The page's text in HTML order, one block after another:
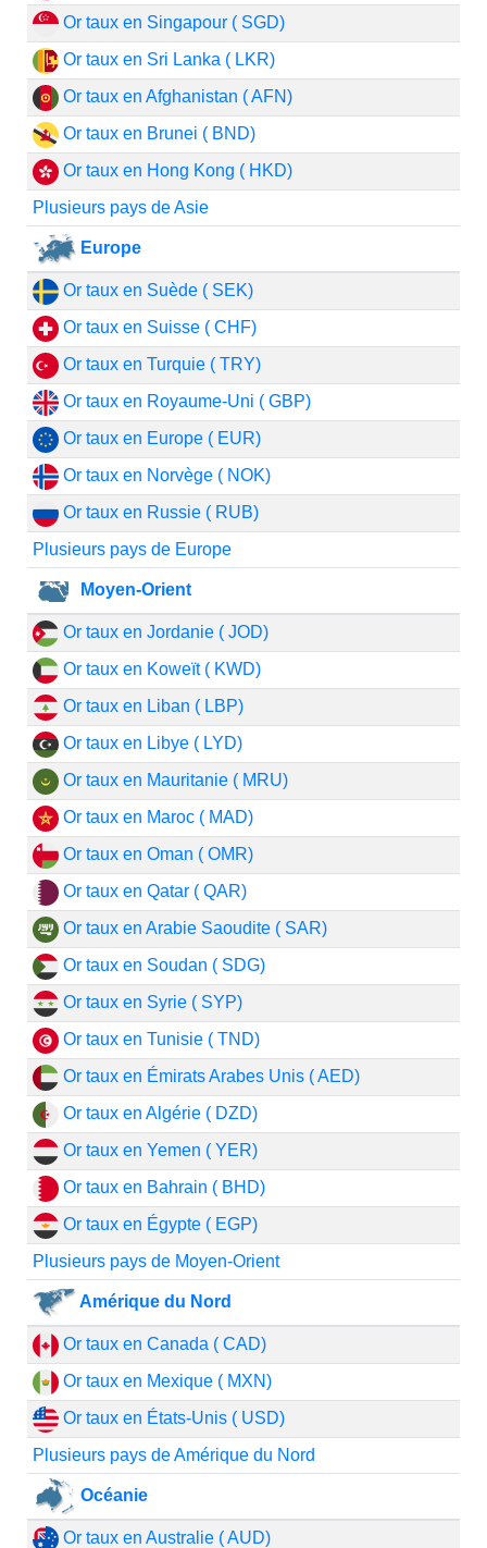
Or taux en Singapour ( SGD)
Or taux en Sri Lanka ( LKR)
Or taux en Afghanistan ( AFN)
Or taux en Brunei ( BND)
Or taux en Hong Kong ( HKD)
Plusieurs pays de Asie
Europe
Or taux en Suède ( SEK)
Or taux en Suisse ( CHF)
Or taux en Turquie ( TRY)
Or taux en Royaume-Uni ( GBP)
Or taux en Europe ( EUR)
Or taux en Norvège ( NOK)
Or taux en Russie ( RUB)
Plusieurs pays de Europe
Moyen-Orient
Or taux en Jordanie ( JOD)
Or taux en Koweït ( KWD)
Or taux en Liban ( LBP)
Or taux en Libye ( LYD)
Or taux en Mauritanie ( MRU)
Or taux en Maroc ( MAD)
Or taux en Oman ( OMR)
Or taux en Qatar ( QAR)
Or taux en Arabie Saoudite ( SAR)
Or taux en Soudan ( SDG)
Or taux en Syrie ( SYP)
Or taux en Tunisie ( TND)
Or taux en Émirats Arabes Unis ( AED)
Or taux en Algérie ( DZD)
Or taux en Yemen ( YER)
Or taux en Bahrain ( BHD)
Or taux en Égypte ( EGP)
Plusieurs pays de Moyen-Orient
Amérique du Nord
Or taux en Canada ( CAD)
Or taux en Mexique ( MXN)
Or taux en États-Unis ( USD)
Plusieurs pays de Amérique du Nord
Océanie
Or taux en Australie ( AUD)